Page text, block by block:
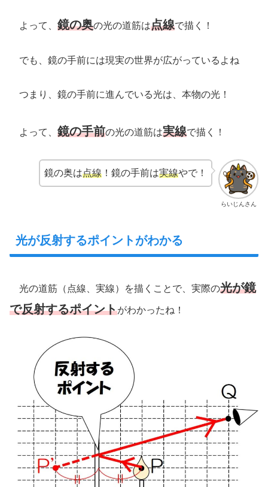
よって、 鏡の奥の光の道筋は点線で描く！
でも、鏡の手前には現実の世界が広がっているよね
つまり、鏡の手前に進んでいる光は、本物の光！
よって、 鏡の手前の光の道筋は実線で描く！
らいじんさん
鏡の奥は点線 ！鏡の手前は実線やで！
光が反射するポイントがわかる
光の道筋（点線、実線）を描くことで、実際の光が鏡
で反射するポイントがわかったね！